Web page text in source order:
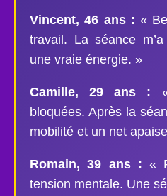
Vincent, 46 ans : «
travail. La séance
une vraie énergie. »
Camille, 29 ans :
bloquées. Après la
mobilité et un net
Romain, 39 ans : «
tension mentale. Une